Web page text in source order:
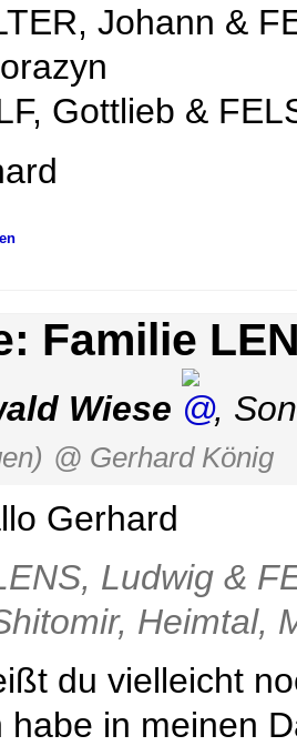
Johann &
Gottlieb &
Familie
Wiese ,
@ Gerhard König
Gerhard
Ludwig &
Heimtal,
du vielleicht
habe in meinen